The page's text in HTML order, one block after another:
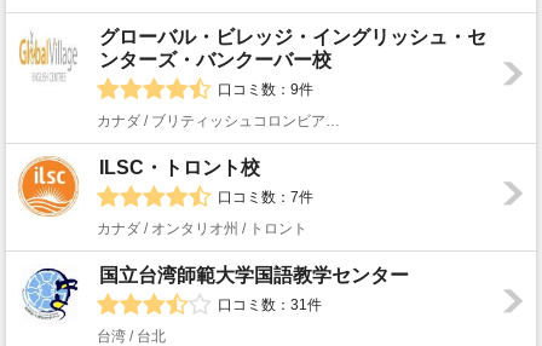
グローバル・ビレッジ・イングリッシュ・セ
ンターズ・バンクーバー校
口コミ数：9件
カナダ / ブリティッシュコロンビア州 / バンクーバー
ILSC・トロント校
口コミ数：7件
カナダ / オンタリオ州 / トロント
国立台湾師範大学国語教学センター
口コミ数：31件
台湾 / 台北